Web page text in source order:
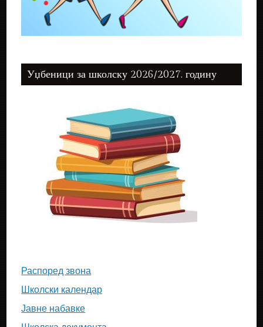
Уџбеници за школску 2026/2027. годину
Распоред звона
Школски календар
Јавне набавке